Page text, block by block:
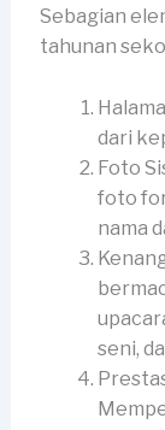
Sebagian
tahunan
dari
Foto
foto
nama
seni,